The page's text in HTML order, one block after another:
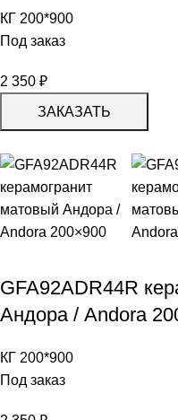
КГ 200*900
Под заказ
2 350 ₽
ЗАКАЗАТЬ
GFA92ADR44R
Андора / Andora
КГ 200*900
Под заказ